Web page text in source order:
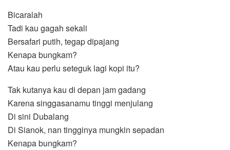
Bicaralah
Tadi kau gagah sekali
Bersafari putih, tegap dipajang
Kenapa bungkam?
Atau kau perlu seteguk lagi kopi itu?
Tak kutanya kau di depan jam gadang
Karena singgasanamu tinggi menjulang
Di sini Dubalang
Di Sianok, nan tingginya mungkin sepadan
Kenapa bungkam?